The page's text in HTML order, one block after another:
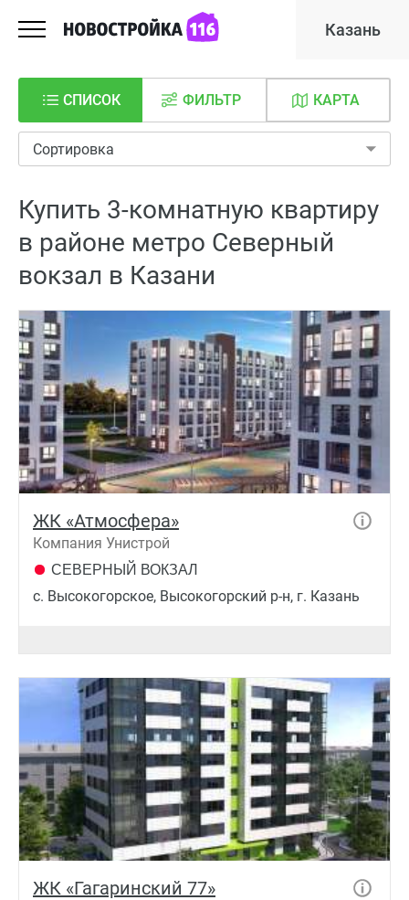
Казань
СПИСОК КАРТА
ФИЛЬТР
Сортировка
Купить 3-комнатную квартиру
в районе метро Северный
вокзал в Казани
ЖК «Атмосфера»
Компания Унистрой
СЕВЕРНЫЙ ВОКЗАЛ
с. Высокогорское, Высокогорский р-н, г. Казань
ЖК «Гагаринский 77»